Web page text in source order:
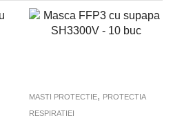
MASTI PROTECTIE, PROTECTIA
RESPIRATIEI